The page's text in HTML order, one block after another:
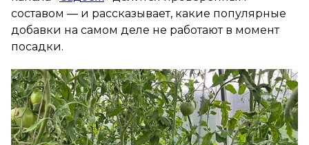
составом — и рассказывает, какие популярные
добавки на самом деле не работают в момент
посадки.